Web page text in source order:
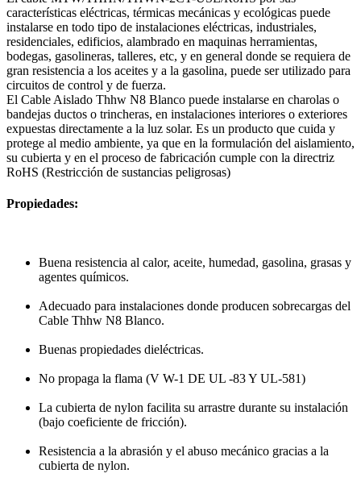
características eléctricas, térmicas mecánicas y ecológicas puede
instalarse en todo tipo de instalaciones eléctricas, industriales,
residenciales, edificios, alambrado en maquinas herramientas,
bodegas, gasolineras, talleres, etc, y en general donde se requiera de
gran resistencia a los aceites y a la gasolina, puede ser utilizado para
circuitos de control y de fuerza.
El Cable Aislado Thhw N8 Blanco puede instalarse en charolas o
bandejas ductos o trincheras, en instalaciones interiores o exteriores
expuestas directamente a la luz solar. Es un producto que cuida y
protege al medio ambiente, ya que en la formulación del aislamiento,
su cubierta y en el proceso de fabricación cumple con la directriz
RoHS (Restricción de sustancias peligrosas)
Propiedades:
Buena resistencia al calor, aceite, humedad, gasolina, grasas y
agentes químicos.
Adecuado para instalaciones donde producen sobrecargas del
Cable Thhw N8 Blanco.
Buenas propiedades dieléctricas.
No propaga la flama (V W-1 DE UL -83 Y UL-581)
La cubierta de nylon facilita su arrastre durante su instalación
(bajo coeficiente de fricción).
Resistencia a la abrasión y el abuso mecánico gracias a la
cubierta de nylon.